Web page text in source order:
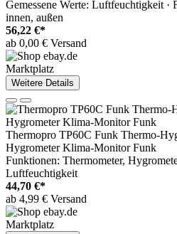
Gemessene Werte: Luftfeuchtigkeit ·
innen, außen
56,22 €*
ab 0,00 € Versand
Marktplatz
Weitere Details
Thermopro TP60C Funk Thermo-
Hygrometer Klima-Monitor Funk
Funktionen: Thermometer,
Luftfeuchtigkeit
44,70 €*
ab 4,99 € Versand
Marktplatz